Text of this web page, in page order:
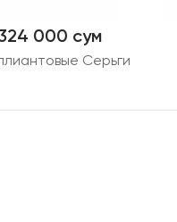
000 сум
Серьги